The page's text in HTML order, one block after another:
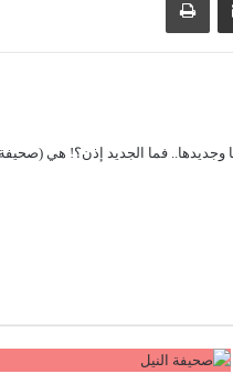
وجديدها.. فما الجديد إذن؟! هي